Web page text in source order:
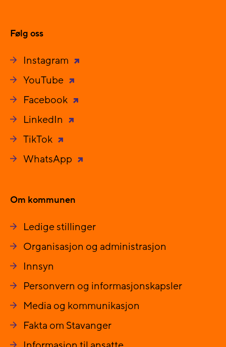
Følg oss
Instagram
YouTube
Facebook
LinkedIn
TikTok
WhatsApp
Om kommunen
Ledige stillinger
Organisasjon og administrasjon
Innsyn
Personvern og informasjonskapsler
Media og kommunikasjon
Fakta om Stavanger